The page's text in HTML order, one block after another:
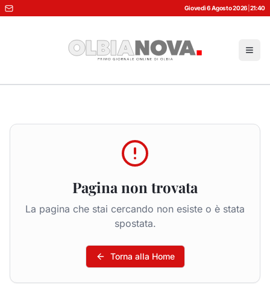
Giovedì 6 Agosto 2026 21:40
Pagina non trovata
La pagina che stai cercando non esiste o è stata
spostata.
Torna alla Home